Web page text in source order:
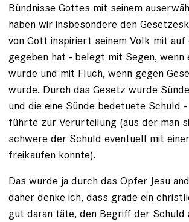
Bündnisse Gottes mit seinem
haben wir insbesondere den
von Gott inspiriert seinem Volk mit auf
gegeben hat - belegt mit Segen, wenn
wurde und mit Fluch, wenn gegen
wurde. Durch das Gesetz wurde
und die eine Sünde bedetuete Schuld
führte zur Verurteilung (aus der man
schwere der Schuld eventuell mit
freikaufen konnte).
Das wurde ja durch das Opfer Jesu
daher denke ich, dass grade ein
gut daran täte, den Begriff der Schuld